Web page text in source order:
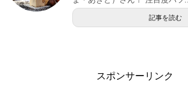
記事を読む
スポンサーリンク